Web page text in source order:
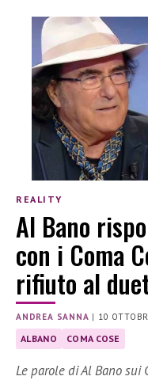
REALITY
Al Bano
con i Coma
rifiuto al
ANDREA SANNA | 10
ALBANO COMA COSE
Le parole di Al Bano sui